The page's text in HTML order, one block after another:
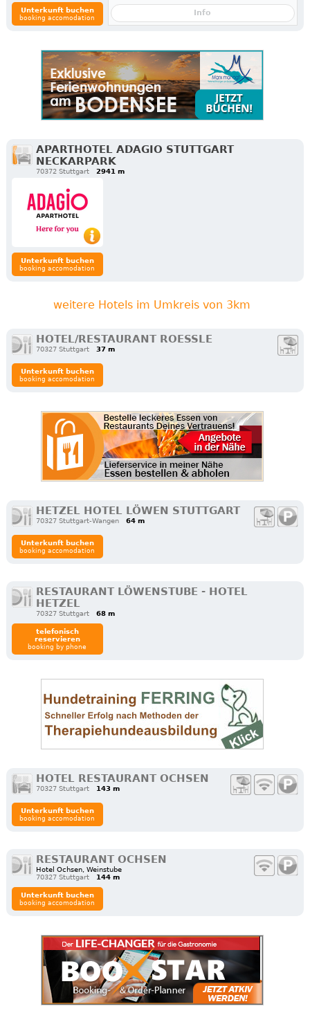
Unterkunft buchen
booking accomodation
Info
APARTHOTEL ADAGIO STUTTGART
NECKARPARK
70372 Stuttgart 2941 m
Unterkunft buchen
booking accomodation
weitere Hotels im Umkreis von 3km
HOTEL/RESTAURANT ROESSLE
70327 Stuttgart 37 m
Unterkunft buchen
booking accomodation
HETZEL HOTEL LÖWEN STUTTGART
70327 Stuttgart-Wangen 64 m
Unterkunft buchen
booking accomodation
RESTAURANT LÖWENSTUBE - HOTEL
HETZEL
70327 Stuttgart 68 m
telefonisch
reservieren
booking by phone
HOTEL RESTAURANT OCHSEN
70327 Stuttgart 143 m
Unterkunft buchen
booking accomodation
RESTAURANT OCHSEN
Hotel Ochsen, Weinstube
70327 Stuttgart
144 m
Unterkunft buchen
booking accomodation